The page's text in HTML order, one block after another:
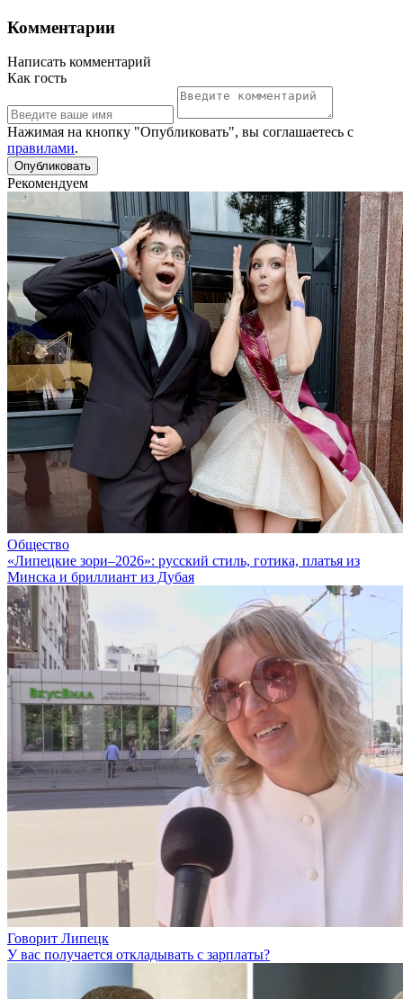
Комментарии
Написать комментарий
Как гость
Нажимая на кнопку "Опубликовать", вы соглашаетесь с
правилами.
Рекомендуем
Общество
«Липецкие зори–2026»: русский стиль, готика, платья из
Минска и бриллиант из Дубая
Говорит Липецк
У вас получается откладывать с зарплаты?